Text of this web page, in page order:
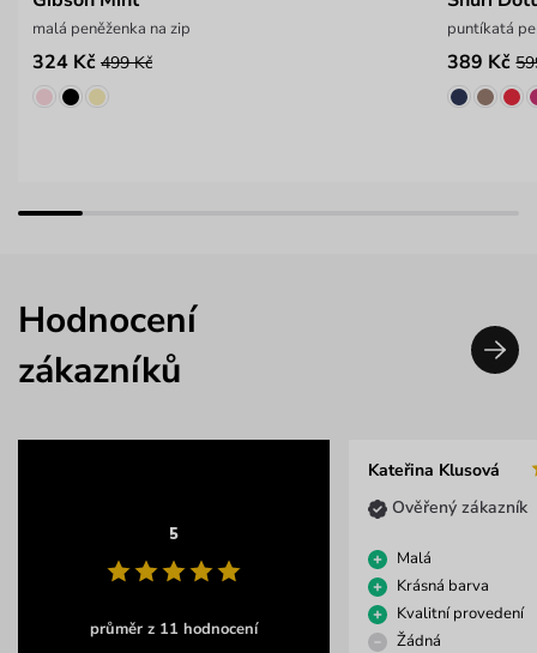
malá peněženka na zip
324 Kč 499 Kč
puntíkatá
389 Kč
Hodnocení
zákazníků
5
průměr z 11 hodnocení
Kateřina Klusová
Ověřený zákazník
Malá
Krásná barva
Kvalitní provedení
Žádná